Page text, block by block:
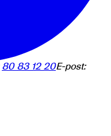
80 83 12 20E-post: